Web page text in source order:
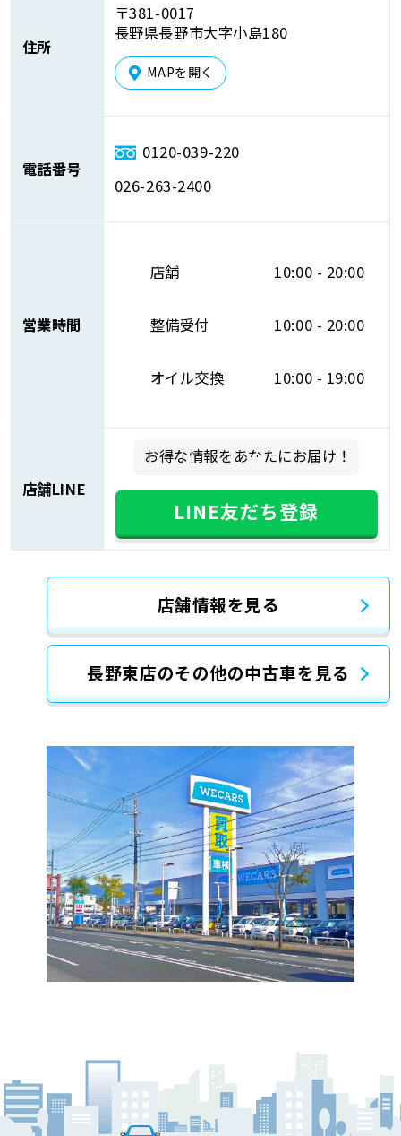
住所
〒381-0017
長野県長野市大字小島180
MAPを開く
電話番号
0120-039-220
026-263-2400
営業時間
店舗 10:00 - 20:00
整備受付 10:00 - 20:00
オイル交換 10:00 - 19:00
店舗LINE
お得な情報をあなたにお届け！
LINE友だち登録
店舗情報を見る
長野東店のその他の中古車を見る